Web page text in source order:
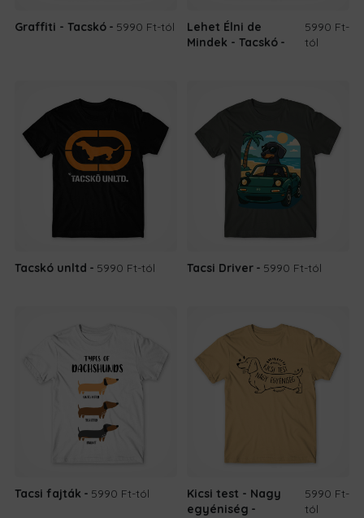
Graffiti - Tacskó 5990 Ft-tól
Lehet Élni de
Mindek - Tacskó
5990 Ft-
tól
Tacskó unltd 5990 Ft-tól Tacsi Driver 5990 Ft-tól
Tacsi fajták 5990 Ft-tól
Kicsi test - Nagy
egyéniség
5990 Ft-
tól